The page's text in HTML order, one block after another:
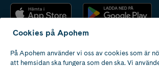
Apotek med tillstånd
av Läkemedelsverket
Cookies på Apohem
På Apohem använder vi oss av cookies som är
att hemsidan ska fungera som den ska. Vi